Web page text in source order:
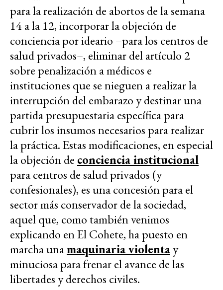
para la realización de abortos de la semana
14 a la 12, incorporar la objeción de
conciencia por ideario –para los centros de
salud privados–, eliminar del artículo 2
sobre penalización a médicos e
instituciones que se nieguen a realizar la
interrupción del embarazo y destinar una
partida presupuestaria específica para
cubrir los insumos necesarios para realizar
la práctica. Estas modificaciones, en especial
la objeción de conciencia institucional
para centros de salud privados (y
confesionales), es una concesión para el
sector más conservador de la sociedad,
aquel que, como también venimos
explicando en El Cohete, ha puesto en
marcha unamaquinaria violentay
minuciosa para frenar el avance de las
libertades y derechos civiles.